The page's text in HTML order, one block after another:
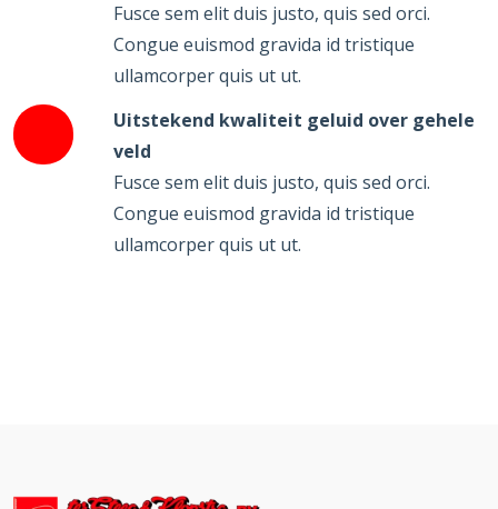
Fusce sem elit duis justo, quis sed orci.
Congue euismod gravida id tristique
ullamcorper quis ut ut.
Uitstekend kwaliteit geluid over gehele
veld
Fusce sem elit duis justo, quis sed orci.
Congue euismod gravida id tristique
ullamcorper quis ut ut.